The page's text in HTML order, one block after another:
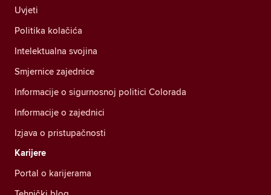
Uvjeti
Politika kolačića
Intelektualna svojina
Smjernice zajednice
Informacije o sigurnosnoj politici Colorada
Informacije o zajednici
Izjava o pristupačnosti
Karijere
Portal o karijerama